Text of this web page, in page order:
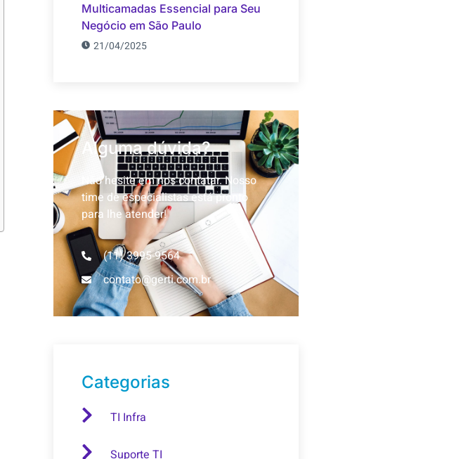
Multicamadas Essencial para Seu
Negócio em São Paulo
21/04/2025
Alguma dúvida?
Não hesite em nos contatar. Nosso
time de especialistas está pronto
para lhe atender!
(11) 3995-9564
contato@gerti.com.br
Categorias
TI Infra
Suporte TI